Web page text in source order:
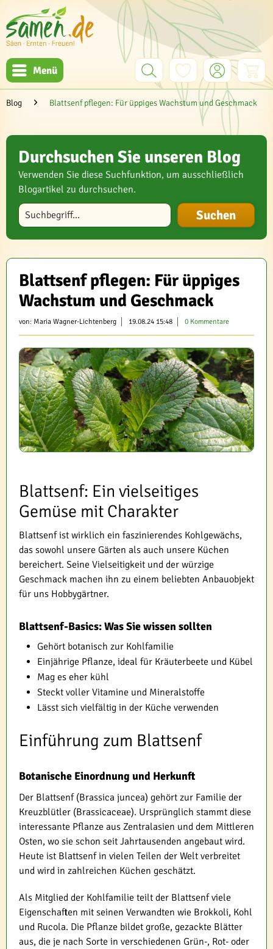
Menü
Blog Blattsenf pflegen: Für üppiges Wachstum und Geschmack
Durchsuchen Sie unseren Blog
Verwenden Sie diese Suchfunktion, um ausschließlich
Blogartikel zu durchsuchen.
Blog durchsuchen
Blattsenf pflegen: Für üppiges
Wachstum und Geschmack
von: Maria Wagner-Lichtenberg 19.08.24 15:48 0 Kommentare
Blattsenf: Ein vielseitiges
Gemüse mit Charakter
Blattsenf ist wirklich ein faszinierendes Kohlgewächs,
das sowohl unsere Gärten als auch unsere Küchen
bereichert. Seine Vielseitigkeit und der würzige
Geschmack machen ihn zu einem beliebten Anbauobjekt
für uns Hobbygärtner.
Blattsenf-Basics: Was Sie wissen sollten
Gehört botanisch zur Kohlfamilie
Einjährige Pflanze, ideal für Kräuterbeete und Kübel
Mag es eher kühl
Steckt voller Vitamine und Mineralstoffe
Lässt sich vielfältig in der Küche verwenden
Einführung zum Blattsenf
Botanische Einordnung und Herkunft
Der Blattsenf (Brassica juncea) gehört zur Familie der
Kreuzblütler (Brassicaceae). Ursprünglich stammt diese
interessante Pflanze aus Zentralasien und dem Mittleren
Osten, wo sie schon seit Jahrtausenden angebaut wird.
Heute ist Blattsenf in vielen Teilen der Welt verbreitet
und wird in zahlreichen Küchen geschätzt.
Als Mitglied der Kohlfamilie teilt der Blattsenf viele
Eigenschaften mit seinen Verwandten wie Brokkoli, Kohl
und Rucola. Die Pflanze bildet große, gezackte Blätter
aus, die je nach Sorte in verschiedenen Grün-, Rot- oder